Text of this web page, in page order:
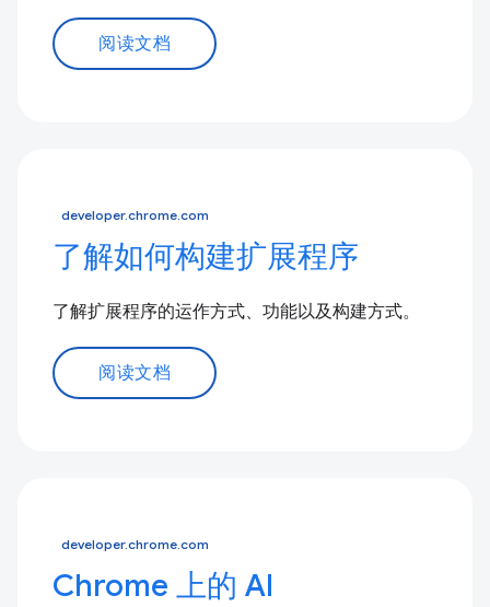
阅读文档
developer.chrome.com
了解如何构建扩展程序
了解扩展程序的运作方式、功能以及构建方式。
阅读文档
developer.chrome.com
Chrome 上的 AI